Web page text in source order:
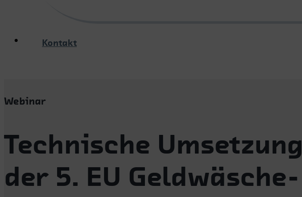
Kontakt
Webinar
Technische Umsetzung
der 5. EU Geldwäsche-